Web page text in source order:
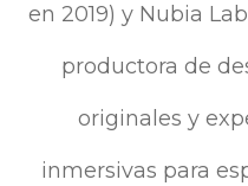
en 2019) y Nubia
productora de
originales y
inmersivas para